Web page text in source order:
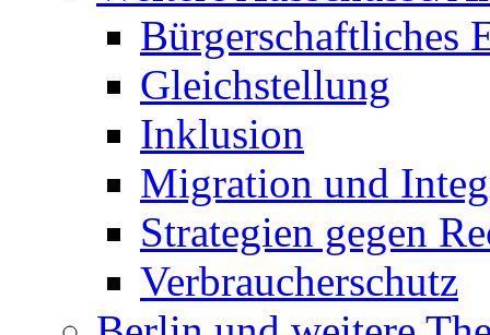
Bürgerschaftliches
Gleichstellung
Inklusion
Migration und
Strategien gegen
Verbraucherschutz